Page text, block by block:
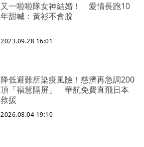
又一啦啦隊女神結婚！ 愛情長跑10
年甜喊：黃衫不會脫
2023.09.28 16:01
降低避難所染疫風險！慈濟再急調200
頂「福慧隔屏」 華航免費直飛日本
救援
2026.08.04 19:10